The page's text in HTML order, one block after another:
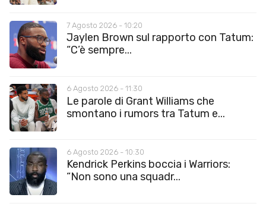
7 Agosto 2026 - 10:20
Jaylen Brown sul rapporto con Tatum:
“C’è sempre...
6 Agosto 2026 - 11:30
Le parole di Grant Williams che
smontano i rumors tra Tatum e...
6 Agosto 2026 - 10:30
Kendrick Perkins boccia i Warriors:
“Non sono una squadr...